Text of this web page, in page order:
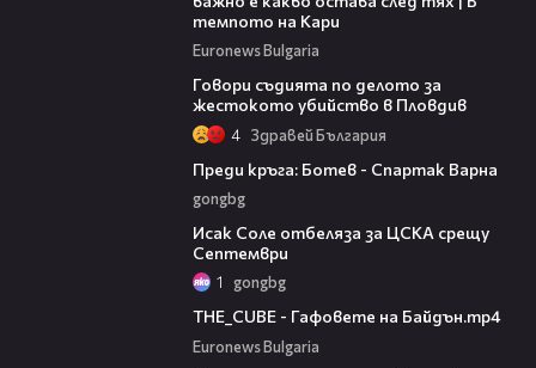
темпото на Кари
Euronews Bulgaria
Говори съдията по делото за
жестокото убийство в Пловдив
4 Здравей България
Преди кръга: Ботев - Спартак Варна
gongbg
Исак Соле отбеляза за ЦСКА срещу
Септември
1 gongbg
THE_CUBE - Гафовете на Байдън.mp4
Euronews Bulgaria